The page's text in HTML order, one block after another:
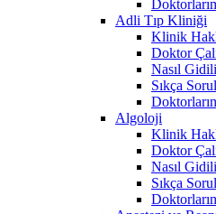
Adli Tıp Kliniği
Klinik
Doktor
Nasıl
Sıkça
Algoloji
Klinik
Doktor
Nasıl
Sıkça